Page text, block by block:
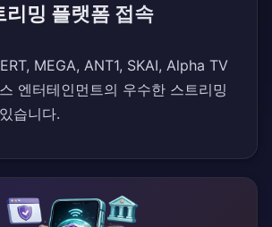
리밍 플랫폼 접속
MEGA, ANT1, SKAI, Alpha TV
엔터테인먼트의 우수한 스트리밍
습니다.